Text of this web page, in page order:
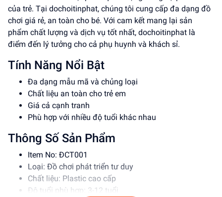
của trẻ. Tại dochoitinphat, chúng tôi cung cấp đa dạng đồ
chơi giá rẻ, an toàn cho bé. Với cam kết mang lại sản
phẩm chất lượng và dịch vụ tốt nhất, dochoitinphat là
điểm đến lý tưởng cho cả phụ huynh và khách sỉ.
Tính Năng Nổi Bật
Đa dạng mẫu mã và chủng loại
Chất liệu an toàn cho trẻ em
Giá cả cạnh tranh
Phù hợp với nhiều độ tuổi khác nhau
Thông Số Sản Phẩm
Item No: ĐCT001
Loại: Đồ chơi phát triển tư duy
Chất liệu: Plastic cao cấp
Độ tuổi phù hợp: 3-12 tuổi